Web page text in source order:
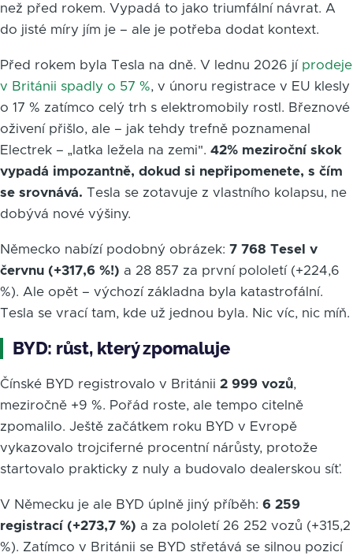
než před rokem. Vypadá to jako triumfální návrat. A
do jisté míry jím je – ale je potřeba dodat kontext.
Před rokem byla Tesla na dně. V lednu 2026 jí prodeje
v Británii spadly o 57 %, v únoru registrace v EU klesly
o 17 % zatímco celý trh s elektromobily rostl. Březnové
oživení přišlo, ale – jak tehdy trefně poznamenal
Electrek – „laťka ležela na zemi". 42% meziroční skok
vypadá impozantně, dokud si nepřipomenete, s čím
se srovnává. Tesla se zotavuje z vlastního kolapsu, ne
dobývá nové výšiny.
Německo nabízí podobný obrázek: 7 768 Tesel v
červnu (+317,6 %!) a 28 857 za první pololetí (+224,6
%). Ale opět – výchozí základna byla katastrofální.
Tesla se vrací tam, kde už jednou byla. Nic víc, nic míň.
BYD: růst, který zpomaluje
Čínské BYD registrovalo v Británii 2 999 vozů,
meziročně +9 %. Pořád roste, ale tempo citelně
zpomalilo. Ještě začátkem roku BYD v Evropě
vykazovalo trojciferné procentní nárůsty, protože
startovalo prakticky z nuly a budovalo dealerskou síť.
V Německu je ale BYD úplně jiný příběh: 6 259
registrací (+273,7 %) a za pololetí 26 252 vozů (+315,2
%). Zatímco v Británii se BYD střetává se silnou pozicí